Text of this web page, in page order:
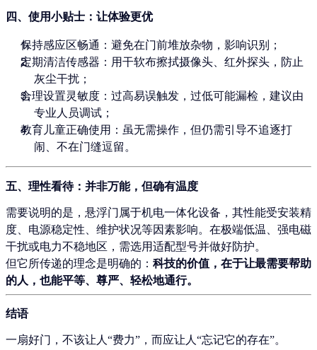
四、使用小贴士：让体验更优
保持感应区畅通 ：避免在门前堆放杂物，影响识别；
定期清洁传感器 ：用干软布擦拭摄像头、红外探头，防止
灰尘干扰；
合理设置灵敏度：过高易误触发，过低可能漏检，建议由
专业人员调试；
教育儿童正确使用 ：虽无需操作，但仍需引导不追逐打
闹、不在门缝逗留。
五、理性看待：并非万能，但确有温度
需要说明的是，悬浮门属于机电一体化设备，其性能受安装精
度、电源稳定性、维护状况等因素影响。在极端低温、强电磁
干扰或电力不稳地区，需选用适配型号并做好防护。
但它所传递的理念是明确的： 科技的价值，在于让最需要帮助
的人，也能平等、尊严、轻松地通行。
结语
一扇好门，不该让人“费力”，而应让人“忘记它的存在”。